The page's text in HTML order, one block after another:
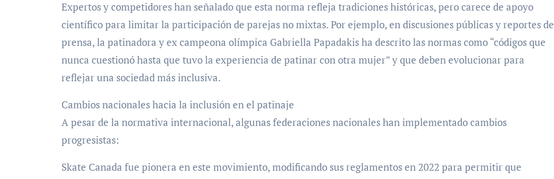
Expertos y competidores han señalado que esta norma refleja tradiciones históricas, pero carece de apoyo
científico para limitar la participación de parejas no mixtas. Por ejemplo, en discusiones públicas y reportes de
prensa, la patinadora y ex campeona olímpica Gabriella Papadakis ha descrito las normas como “códigos que
nunca cuestionó hasta que tuvo la experiencia de patinar con otra mujer” y que deben evolucionar para
reflejar una sociedad más inclusiva.
Cambios nacionales hacia la inclusión en el patinaje
A pesar de la normativa internacional, algunas federaciones nacionales han implementado cambios
progresistas:
Skate Canada fue pionera en este movimiento, modificando sus reglamentos en 2022 para permitir que